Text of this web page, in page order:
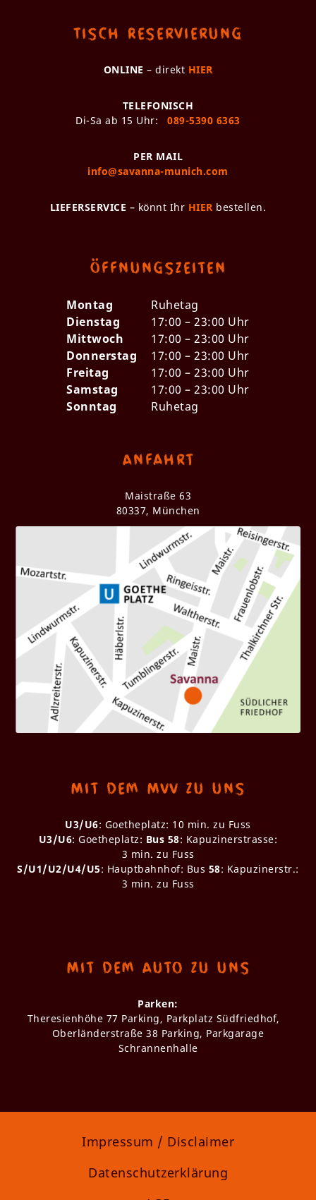
Tisch Reservierung
ONLINE – direkt HIER
TELEFONISCH
Di-Sa ab 15 Uhr:
089-5390 6363
PER MAIL
info@savanna-munich.com
LIEFERSERVICE – könnt Ihr HIER bestellen.
Öffnungszeiten
Montag
Ruhetag
Dienstag
17:00 – 23:00 Uhr
Mittwoch
17:00 – 23:00 Uhr
Donnerstag
17:00 – 23:00 Uhr
Freitag
17:00 – 23:00 Uhr
Samstag
17:00 – 23:00 Uhr
Sonntag
Ruhetag
Anfahrt
Maistraße 63
80337, München
Mit dem MVV zu uns
U3/U6: Goetheplatz: 10 min. zu Fuss
U3/U6: Goetheplatz: Bus 58: Kapuzinerstrasse:
3 min. zu Fuss
S/U1/U2/U4/U5: Hauptbahnhof: Bus 58: Kapuzinerstr.:
3 min. zu Fuss
Mit dem Auto zu uns
Parken:
Theresienhöhe 77 Parking, Parkplatz Südfriedhof,
Oberländerstraße 38 Parking, Parkgarage
Schrannenhalle
Impressum / Disclaimer
Datenschutzerklärung